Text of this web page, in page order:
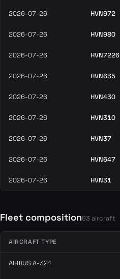
2026-07-26 HVN972
2026-07-26 HVN980
2026-07-26 HVN7226
2026-07-26 HVN635
2026-07-26 HVN430
2026-07-26 HVN310
2026-07-26 HVN37
2026-07-26 HVN647
2026-07-26 HVN31
Fleet composition93 aircraft
AIRCRAFT TYPE
AIRBUS A-321